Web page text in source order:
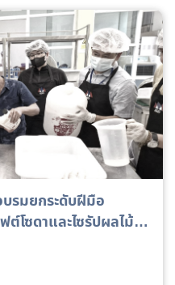
รมยกระดับฝีมือ
โซดาและไซรัปผลไม้
ม 2569